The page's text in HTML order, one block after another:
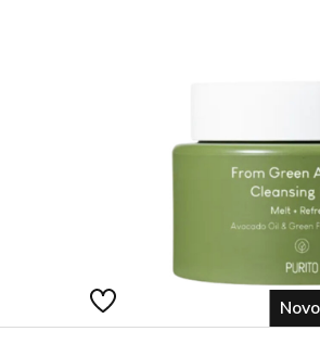
Novo